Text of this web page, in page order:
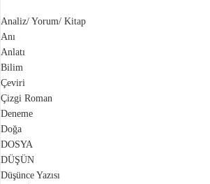
Analiz/ Yorum/ Kitap
Anı
Anlatı
Bilim
Çeviri
Çizgi Roman
Deneme
Doğa
DOSYA
DÜŞÜN
Düşünce Yazısı